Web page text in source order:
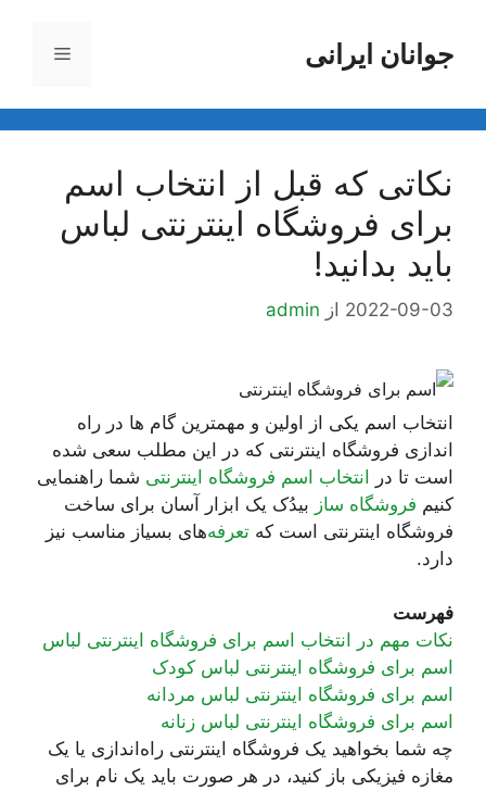
محتواجوانان ایرانی فهرست
نکاتی که قبل از انتخاب اسم
برای فروشگاه اینترنتی لباس
باید بدانید!
2022-09-03 از admin
انتخاب اسم یکی از اولین و مهمترین گام ها در راه
اندازی فروشگاه اینترنتی که در این مطلب سعی شده
است تا در انتخاب اسم فروشگاه اینترنتی شما راهنمایی
کنیم فروشگاه ساز بیدُک یک ابزار آسان برای ساخت
فروشگاه اینترنتی است که تعرفه‌های بسیاز مناسب نیز
دارد.
فهرست
نکات مهم در انتخاب اسم برای فروشگاه اینترنتی لباس
اسم برای فروشگاه اینترنتی لباس کودک
اسم برای فروشگاه اینترنتی لباس مردانه
اسم برای فروشگاه اینترنتی لباس زنانه
چه شما بخواهید یک فروشگاه اینترنتی راه‌اندازی یا یک
مغازه فیزیکی باز کنید، در هر صورت باید یک نام برای